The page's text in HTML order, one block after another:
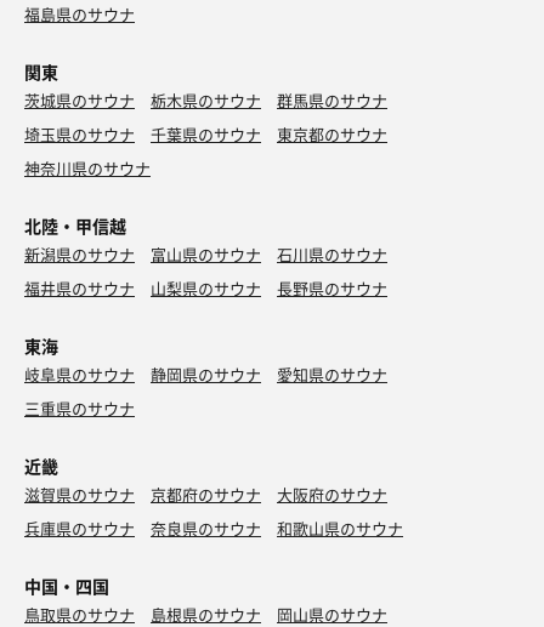
福島県のサウナ
関東
茨城県のサウナ 栃木県のサウナ
群馬県のサウナ
埼玉県のサウナ
千葉県のサウナ
東京都のサウナ
神奈川県のサウナ
北陸・甲信越
新潟県のサウナ 富山県のサウナ
石川県のサウナ
福井県のサウナ
山梨県のサウナ 長野県のサウナ
東海
岐阜県のサウナ 静岡県のサウナ
愛知県のサウナ
三重県のサウナ
近畿
滋賀県のサウナ 京都府のサウナ
大阪府のサウナ
兵庫県のサウナ
奈良県のサウナ 和歌山県のサウナ
中国・四国
鳥取県のサウナ 島根県のサウナ
岡山県のサウナ